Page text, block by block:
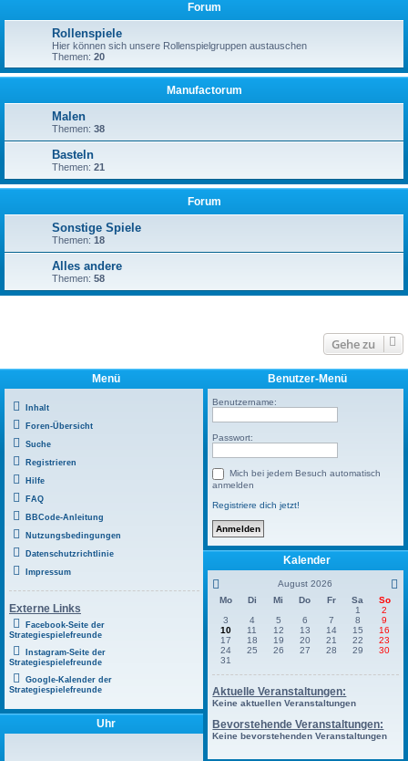
Forum
Rollenspiele
Hier können sich unsere Rollenspielgruppen austauschen
Themen: 20
Manufactorum
Malen
Themen: 38
Basteln
Themen: 21
Forum
Sonstige Spiele
Themen: 18
Alles andere
Themen: 58
Gehe zu
Menü
Inhalt
Foren-Übersicht
Suche
Registrieren
Hilfe
FAQ
BBCode-Anleitung
Nutzungsbedingungen
Datenschutzrichtlinie
Impressum
Externe Links
Facebook-Seite der
Strategiespielefreunde
Instagram-Seite der
Strategiespielefreunde
Google-Kalender der
Strategiespielefreunde
Uhr
Benutzer-Menü
Benutzername:
Passwort:
Mich bei jedem Besuch automatisch
anmelden
Registriere dich jetzt!
Kalender
August 2026
Mo
Di Mi Do Fr Sa
So
1
2
3
4 5 6 7 8
9
10
11 12 13 14 15
16
17
18 19 20 21 22
23
24
25 26 27 28 29
30
31
Aktuelle Veranstaltungen:
Keine aktuellen Veranstaltungen
Bevorstehende Veranstaltungen:
Keine bevorstehenden Veranstaltungen